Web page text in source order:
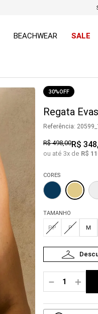
BEACHWEAR SALE
30%OFF
Regata
Referência:
R$498,00R$ 348,
ou até 3x de R$
CORES
TAMANHO
PP P M
＋
－